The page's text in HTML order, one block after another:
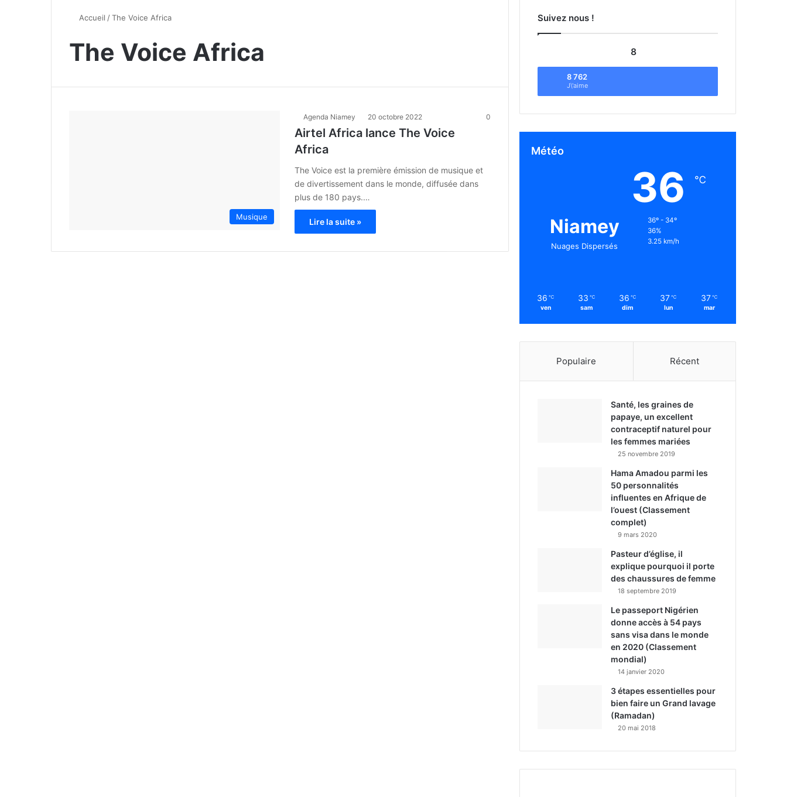
Accueil /The Voice Africa
The Voice Africa
Musique
Agenda Niamey 20 octobre 2022 0
Airtel Africa lance The Voice
Africa
The Voice est la première émission de musique et
de divertissement dans le monde, diffusée dans
plus de 180 pays.…
Lire la suite »
Suivez nous !
8
8 762
J\'aime
Météo
Niamey
Nuages Dispersés
36 ℃
36º - 34º
36%
3.25 km/h
36 ℃
ven
33 ℃
sam
36 ℃
dim
37 ℃
lun
37 ℃
mar
Populaire Récent
Santé, les graines de
papaye, un excellent
contraceptif naturel pour
les femmes mariées
25 novembre 2019
Hama Amadou parmi les
50 personnalités
influentes en Afrique de
l’ouest (Classement
complet)
9 mars 2020
Pasteur d’église, il
explique pourquoi il porte
des chaussures de femme
18 septembre 2019
Le passeport Nigérien
donne accès à 54 pays
sans visa dans le monde
en 2020 (Classement
mondial)
14 janvier 2020
3 étapes essentielles pour
bien faire un Grand lavage
(Ramadan)
20 mai 2018